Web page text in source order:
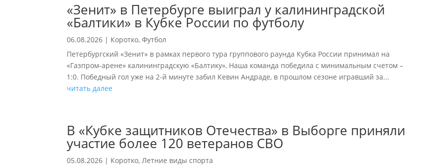
«Зенит» в Петербурге выиграл у калининградской
«Балтики» в Кубке России по футболу
06.08.2026 | Коротко,Футбол
Петербургский «Зенит» в рамках первого тура группового раунда Кубка России принимал на
«Газпром-арене» калининградскую «Балтику», Наша команда победила с минимальным счетом –
1:0. Победный гол уже на 2-й минуте забил Кевин Андраде, в прошлом сезоне игравший за...
читать далее
В «Кубке защитников Отечества» в Выборге приняли
участие более 120 ветеранов СВО
05.08.2026 | Коротко,Летние виды спорта